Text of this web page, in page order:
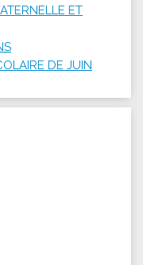
ET
DE JUIN